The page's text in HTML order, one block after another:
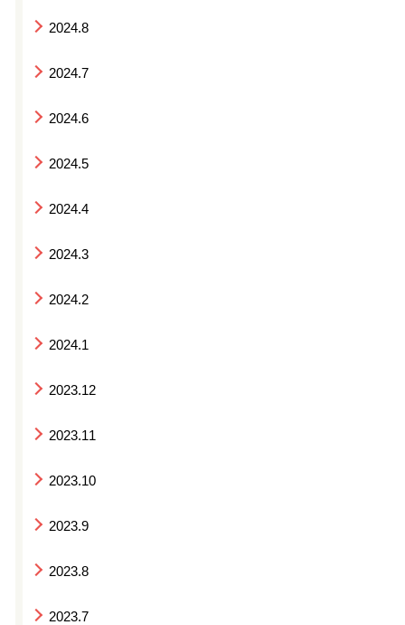
2024.8
2024.7
2024.6
2024.5
2024.4
2024.3
2024.2
2024.1
2023.12
2023.11
2023.10
2023.9
2023.8
2023.7